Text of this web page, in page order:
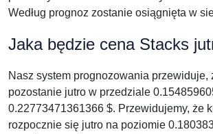
Według prognoz zostanie osiągnięta w
Jaka będzie cena Stacks
Nasz system prognozowania przewiduje,
pozostanie jutro w przedziale
0.22773471361366 $. Przewidujemy, że
rozpocznie się jutro na poziomie